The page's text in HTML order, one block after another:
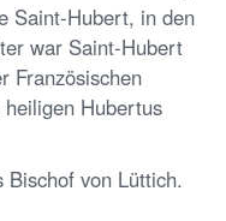
Saint-Hubert, in den
war Saint-Hubert
Französischen
Hubertus
von Lüttich.